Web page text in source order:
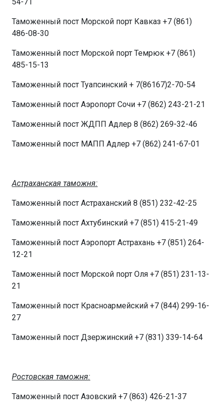
Таможенный пост Морской порт Кавказ +7 (861)
486-08-30
Таможенный пост Морской порт Темрюк +7 (861)
485-15-13
Таможенный пост Туапсинский + 7(86167)2-70-54
Таможенный пост Аэропорт Сочи +7 (862) 243-21-21
Таможенный пост ЖДПП Адлер 8 (862) 269-32-46
Таможенный пост МАПП Адлер +7 (862) 241-67-01
Астраханская таможня:
Таможенный пост Астраханский 8 (851) 232-42-25
Таможенный пост Ахтубинский +7 (851) 415-21-49
Таможенный пост Аэропорт Астрахань +7 (851) 264-
12-21
Таможенный пост Морской порт Оля +7 (851) 231-13-
21
Таможенный пост Красноармейский +7 (844) 299-16-
27
Таможенный пост Дзержинский +7 (831) 339-14-64
Ростовская таможня:
Таможенный пост Азовский +7 (863) 426-21-37